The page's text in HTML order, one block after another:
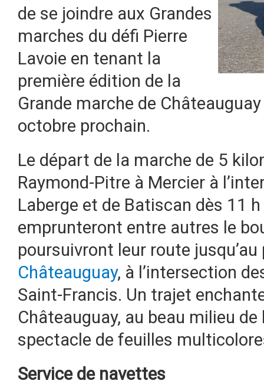
de se joindre aux Grandes
marches du défi Pierre
Lavoie en tenant la
première édition de la
Grande marche de
octobre prochain.
Le départ de la marche de 5
Raymond-Pitre à Mercier à
Laberge et de Batiscan dès 11
emprunteront entre autres le
poursuivront leur route
Châteauguay, à l’intersection
Saint-Francis. Un trajet
Châteauguay, au beau milieu
spectacle de feuilles
Service de navettes